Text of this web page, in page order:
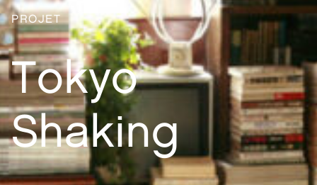
PROJET
Tokyo
Shaking